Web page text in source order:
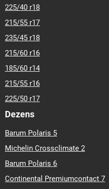
225/40 r18
215/55 r17
235/45 r18
215/60 r16
185/60 r14
215/55 r16
225/50 r17
Dezens
Barum Polaris 5
Michelin Crossclimate 2
Barum Polaris 6
Continental Premiumcontact 7